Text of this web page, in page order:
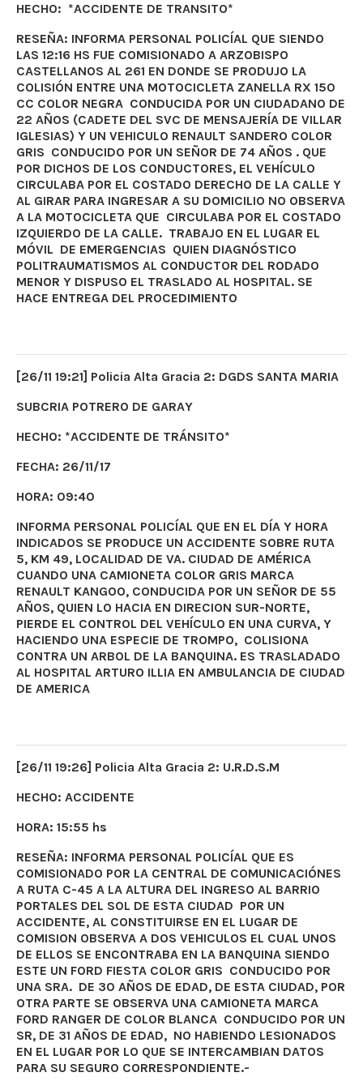
HECHO: *ACCIDENTE DE TRANSITO*
RESEÑA: INFORMA PERSONAL POLICÍAL QUE SIENDO
LAS 12:16 HS FUE COMISIONADO A ARZOBISPO
CASTELLANOS AL 261 EN DONDE SE PRODUJO LA
COLISIÓN ENTRE UNA MOTOCICLETA ZANELLA RX 150
CC COLOR NEGRA CONDUCIDA POR UN CIUDADANO DE
22 AÑOS (CADETE DEL SVC DE MENSAJERÍA DE VILLAR
IGLESIAS) Y UN VEHICULO RENAULT SANDERO COLOR
GRIS CONDUCIDO POR UN SEÑOR DE 74 AÑOS . QUE
POR DICHOS DE LOS CONDUCTORES, EL VEHÍCULO
CIRCULABA POR EL COSTADO DERECHO DE LA CALLE Y
AL GIRAR PARA INGRESAR A SU DOMICILIO NO OBSERVA
A LA MOTOCICLETA QUE CIRCULABA POR EL COSTADO
IZQUIERDO DE LA CALLE. TRABAJO EN EL LUGAR EL
MÓVIL DE EMERGENCIAS QUIEN DIAGNÓSTICO
POLITRAUMATISMOS AL CONDUCTOR DEL RODADO
MENOR Y DISPUSO EL TRASLADO AL HOSPITAL. SE
HACE ENTREGA DEL PROCEDIMIENTO
[26/11 19:21] Policia Alta Gracia 2: DGDS SANTA MARIA
SUBCRIA POTRERO DE GARAY
HECHO: *ACCIDENTE DE TRÁNSITO*
FECHA: 26/11/17
HORA: 09:40
INFORMA PERSONAL POLICÍAL QUE EN EL DÍA Y HORA
INDICADOS SE PRODUCE UN ACCIDENTE SOBRE RUTA
5, KM 49, LOCALIDAD DE VA. CIUDAD DE AMÉRICA
CUANDO UNA CAMIONETA COLOR GRIS MARCA
RENAULT KANGOO, CONDUCIDA POR UN SEÑOR DE 55
AÑOS, QUIEN LO HACIA EN DIRECION SUR-NORTE,
PIERDE EL CONTROL DEL VEHÍCULO EN UNA CURVA, Y
HACIENDO UNA ESPECIE DE TROMPO, COLISIONA
CONTRA UN ARBOL DE LA BANQUINA. ES TRASLADADO
AL HOSPITAL ARTURO ILLIA EN AMBULANCIA DE CIUDAD
DE AMERICA
[26/11 19:26] Policia Alta Gracia 2: U.R.D.S.M
HECHO: ACCIDENTE
HORA: 15:55 hs
RESEÑA: INFORMA PERSONAL POLICÍAL QUE ES
COMISIONADO POR LA CENTRAL DE COMUNICACIÓNES
A RUTA C-45 A LA ALTURA DEL INGRESO AL BARRIO
PORTALES DEL SOL DE ESTA CIUDAD POR UN
ACCIDENTE, AL CONSTITUIRSE EN EL LUGAR DE
COMISION OBSERVA A DOS VEHICULOS EL CUAL UNOS
DE ELLOS SE ENCONTRABA EN LA BANQUINA SIENDO
ESTE UN FORD FIESTA COLOR GRIS CONDUCIDO POR
UNA SRA. DE 30 AÑOS DE EDAD, DE ESTA CIUDAD, POR
OTRA PARTE SE OBSERVA UNA CAMIONETA MARCA
FORD RANGER DE COLOR BLANCA CONDUCIDO POR UN
SR, DE 31 AÑOS DE EDAD, NO HABIENDO LESIONADOS
EN EL LUGAR POR LO QUE SE INTERCAMBIAN DATOS
PARA SU SEGURO CORRESPONDIENTE.-